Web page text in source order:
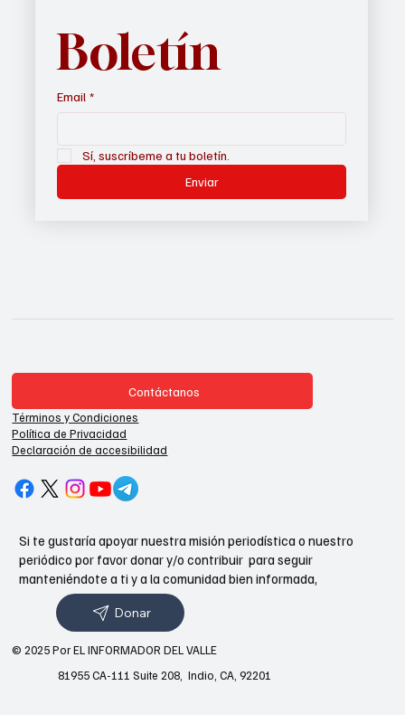
Boletín
Email *
Sí, suscríbeme a tu boletín.
Enviar
Contáctanos
Términos y Condiciones
Política de Privacidad
Declaración de accesibilidad
Si te gustaría apoyar nuestra misión periodística o nuestro
periódico por favor donar y/o contribuir para seguir
manteniéndote a ti y a la comunidad bien informada,
Donar
81955 CA-111 Suite 208, Indio, CA, 92201
© 2025 Por EL INFORMADOR DEL VALLE